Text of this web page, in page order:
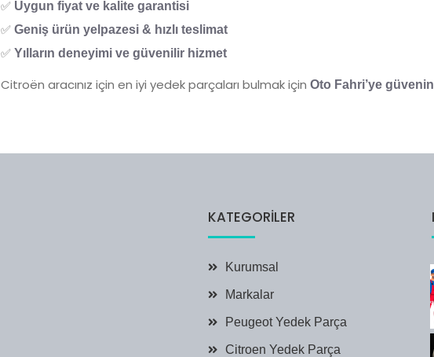
✅ Uygun fiyat ve kalite garantisi
✅ Geniş ürün yelpazesi & hızlı teslimat
✅ Yılların deneyimi ve güvenilir hizmet
Citroën aracınız için en iyi yedek parçaları bulmak için Oto Fahri’ye
KATEGORILER
Kurumsal
Markalar
Peugeot Yedek Parça
Citroen Yedek Parça